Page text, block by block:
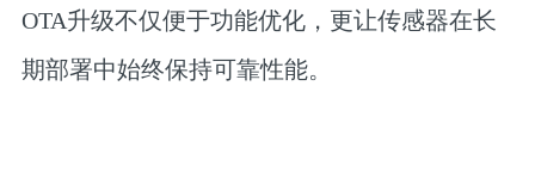
OTA升级不仅便于功能优化，更让传感器在长
期部署中始终保持可靠性能。